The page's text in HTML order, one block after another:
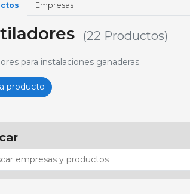
Empresas
(22 Productos)
para instalaciones ganaderas
producto